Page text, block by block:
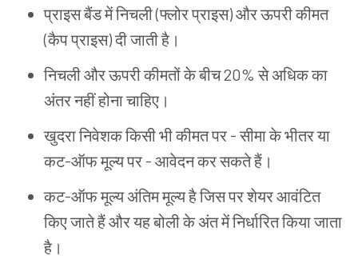
प्राइसबैंडमेंनिचली(फ्लोरप्राइस)औरऊपरीकीमत
(कैपप्राइस)दीजातीहै।
निचलीऔरऊपरीकीमतोंकेबीच20%सेअधिकका
अंतरनहींहोनाचाहिए।
खुदरानिवेशककिसीभीकीमतपर -सीमाकेभीतरया
कट-ऑफमूल्यपर - आवेदनकरसकतेहैं।
कट-ऑफमूल्यअंतिममूल्यहैजिसपरशेयरआवंटित
किएजातेहैंऔरयहबोलीकेअंतमेंनिर्धारितकियाजाता
है।